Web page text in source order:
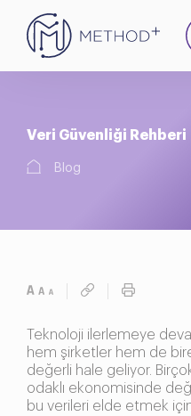
Veri Güvenliği Rehberi
Blog
Teknoloji ilerlemeye
hem şirketler hem de
değerli hale geliyor.
odaklı ekonomisinde
bu verileri elde etmek